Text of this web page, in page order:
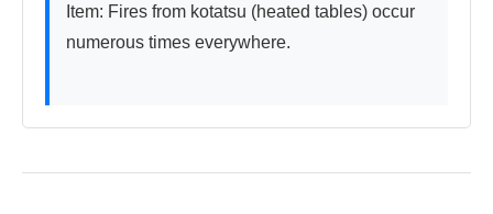
Item: Fires from kotatsu (heated tables) occur
numerous times everywhere.